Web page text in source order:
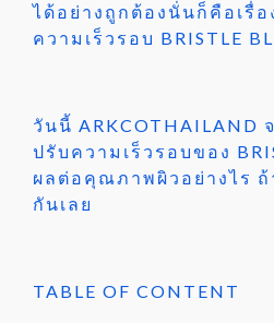
ได้อย่างถูกต้องนั่นก็คือเรื่อ
ความเร็วรอบ BRISTLE
วันนี้ ARKCOTHAILAND
ปรับความเร็วรอบของ
ผลต่อคุณภาพผิวอย่างไร
กันเลย
TABLE OF CONTENT